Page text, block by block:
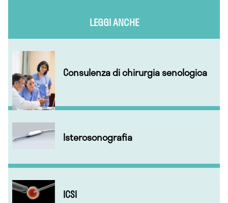
LEGGI ANCHE
Consulenza di chirurgia senologica
Isterosonografia
ICSI